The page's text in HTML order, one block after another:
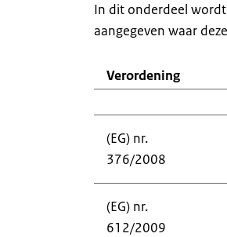
In dit onderdeel
aangegeven waar
Verordening
(EG) nr.
376/2008
(EG) nr.
612/2009